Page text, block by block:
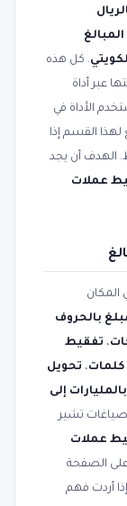
. كل هذه
عبر أداة
الأداة في
القسم إذا
الهدف أن يجد
عملات
المكان
بالحروف
، تفقيط
كلمات، تحويل
إلى
تشير
عملات
الصفحة
أردت فهم